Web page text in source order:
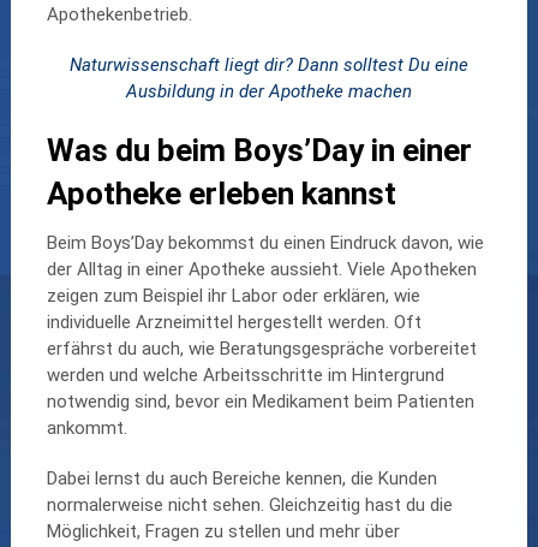
Apothekenbetrieb.
Naturwissenschaft liegt dir? Dann solltest Du eine
Ausbildung in der Apotheke machen
Was du beim Boys’Day in einer
Apotheke erleben kannst
Beim Boys’Day bekommst du einen Eindruck davon, wie
der Alltag in einer Apotheke aussieht. Viele Apotheken
zeigen zum Beispiel ihr Labor oder erklären, wie
individuelle Arzneimittel hergestellt werden. Oft
erfährst du auch, wie Beratungsgespräche vorbereitet
werden und welche Arbeitsschritte im Hintergrund
notwendig sind, bevor ein Medikament beim Patienten
ankommt.
Dabei lernst du auch Bereiche kennen, die Kunden
normalerweise nicht sehen. Gleichzeitig hast du die
Möglichkeit, Fragen zu stellen und mehr über